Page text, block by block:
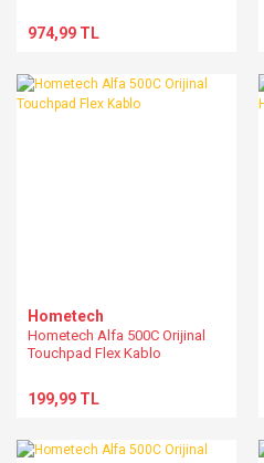
974,99 TL
Hometech
Hometech Alfa 500C Orijinal
Touchpad Flex Kablo
199,99 TL